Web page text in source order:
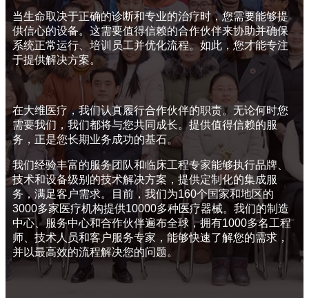
当生命取决于正确的诊断和专业的治疗时，您需要能够提
供信心的设备。这需要值得信赖的合作伙伴来协助并确保
系统正常运行、培训员工并优化流程。如此，您才能专注
于提供解决方案。
在大维医疗，我们认真履行合作伙伴的职责。无论何时您
需要我们，我们都将与您共同成长。提供值得信赖的服
务，正是您长期业务成功的基石。
我们经验丰富的服务团队和临床工程专家能够执行品牌、
技术和设备级别的技术解决方案，提供定制化的集成服
务，满足客户需求。目前，我们为160个国家和地区的
3000多家医疗机构提供10000多种医疗器械。我们的制造
中心、服务中心和合作伙伴遍布全球，拥有1000多名工程
师、技术人员和客户服务专家，能够快速了解​​您的需求，
并以最高效的流程解决您的问题。